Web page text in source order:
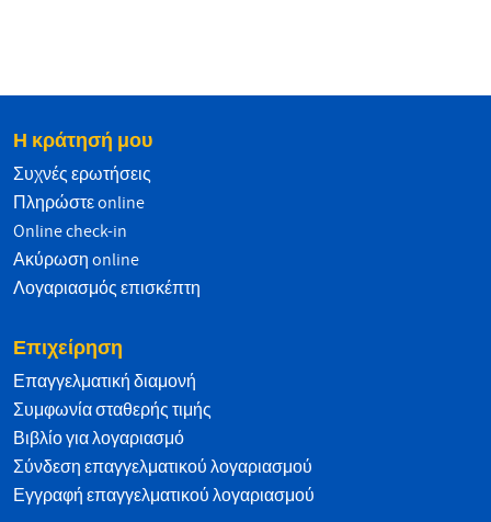
Η κράτησή μου
Συχνές ερωτήσεις
Πληρώστε online
Online check-in
Ακύρωση online
Λογαριασμός επισκέπτη
Επιχείρηση
Επαγγελματική διαμονή
Συμφωνία σταθερής τιμής
Βιβλίο για λογαριασμό
Σύνδεση επαγγελματικού λογαριασμού
Εγγραφή επαγγελματικού λογαριασμού